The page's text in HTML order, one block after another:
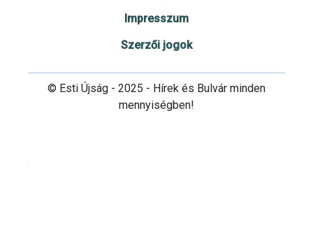
Impresszum
Szerzői jogok
© Esti Újság - 2025 - Hírek és Bulvár minden
mennyiségben!